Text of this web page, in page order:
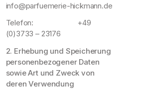
info@parfuemerie-hickmann.de
Telefon: +49
(0)3733 – 23176
2. Erhebung und Speicherung
personenbezogener Daten
sowie Art und Zweck von
deren Verwendung